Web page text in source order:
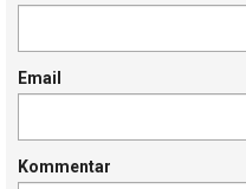
Email
Kommentar